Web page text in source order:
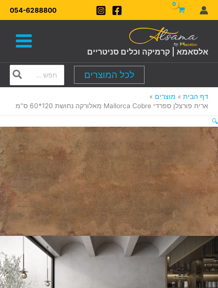
דילוג
לתוכן
054-6288800
אלסאמא | קרמיקה וכלים סניטריים
לכל המוצרים
for:
דף הבית
מוצרים
אריח פורצלן ספרדי Mallorca Cobre מאלורקה נחושת 120*60 ס"מ
🔍